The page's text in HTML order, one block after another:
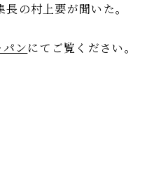
の村上要が聞いた。
ンにてご覧ください。